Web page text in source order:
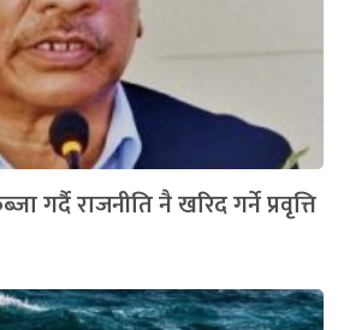
गर्दै राजनीति नै खरिद गर्ने प्रवृत्ति